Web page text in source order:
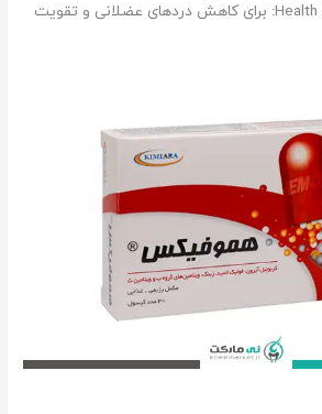
Health Aid Magnesium: برای کاهش دردهای عضلانی و تقویت